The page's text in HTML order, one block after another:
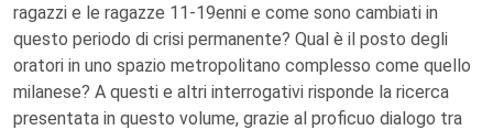
ragazzi e le ragazze 11-19enni e come sono cambiati in
questo periodo di crisi permanente? Qual è il posto degli
oratori in uno spazio metropolitano complesso come quello
milanese? A questi e altri interrogativi risponde la ricerca
presentata in questo volume, grazie al proficuo dialogo tra